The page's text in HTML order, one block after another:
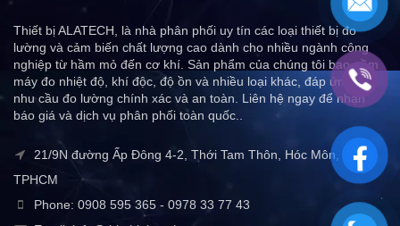
Thiết bị ALATECH, là nhà phân phối uy tín các loại thiết bị đo
lường và cảm biến chất lượng cao dành cho nhiều ngành công
nghiệp từ hầm mỏ đến cơ khí. Sản phẩm của chúng tôi bao gồm
máy đo nhiệt độ, khí độc, độ ồn và nhiều loại khác, đáp ứng mọi
nhu cầu đo lường chính xác và an toàn. Liên hệ ngay để nhận
báo giá và dịch vụ phân phối toàn quốc..
21/9N đường Ấp Đông 4-2, Thới Tam Thôn, Hóc Môn,
TPHCM
Phone: 0908 595 365 - 0978 33 77 43